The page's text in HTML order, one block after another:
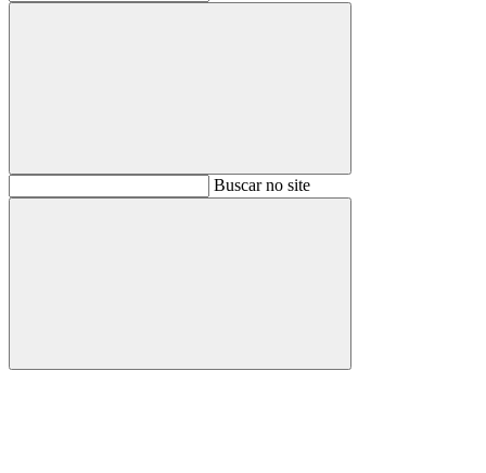
BuscarBuscar no site
Buscar